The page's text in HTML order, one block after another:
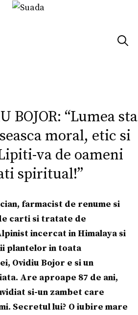
BOJOR: “Lumea sta
moral, etic si
va de oameni
spiritual!”
farmacist de renume si
carti si tratate de
incercat in Himalaya si
plantelor in toata
Ovidiu Bojor e si un
Are aproape 87 de ani,
si-un zambet care
Secretul lui? O iubire mare